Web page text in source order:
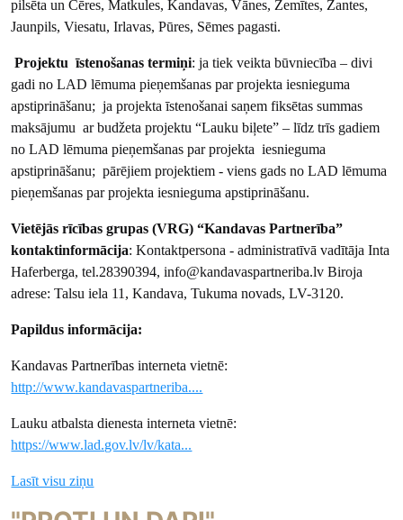
pilsēta un Cēres, Matkules, Kandavas, Vānes, Zemītes, Zantes,
Jaunpils, Viesatu, Irlavas, Pūres, Sēmes pagasti.
Projektu īstenošanas termiņi: ja tiek veikta būvniecība – divi
gadi no LAD lēmuma pieņemšanas par projekta iesnieguma
apstiprināšanu; ja projekta īstenošanai saņem fiksētas summas
maksājumu ar budžeta projektu “Lauku biļete” – līdz trīs gadiem
no LAD lēmuma pieņemšanas par projekta iesnieguma
apstiprināšanu; pārējiem projektiem - viens gads no LAD lēmuma
pieņemšanas par projekta iesnieguma apstiprināšanu.
Vietējās rīcības grupas (VRG) “Kandavas Partnerība”
kontaktinformācija: Kontaktpersona - administratīvā vadītāja Inta
Haferberga, tel.28390394, info@kandavaspartneriba.lv Biroja
adrese: Talsu iela 11, Kandava, Tukuma novads, LV-3120.
Papildus informācija:
Kandavas Partnerības interneta vietnē:
http://www.kandavaspartneriba....
Lauku atbalsta dienesta interneta vietnē:
https://www.lad.gov.lv/lv/kata...
Lasīt visu ziņu